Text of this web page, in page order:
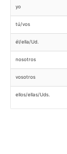
yo
tú/vos
él/ella/Ud.
nosotros
vosotros
ellos/ellas/Uds.